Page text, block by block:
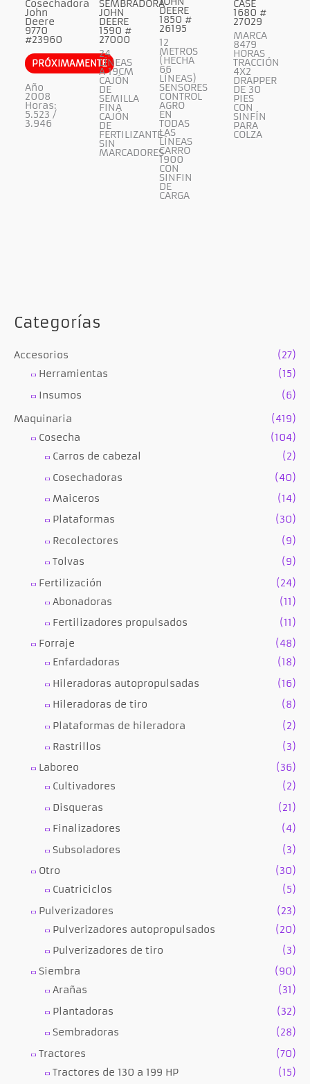
Categorías
Accesorios
(27)
Herramientas
(15)
Insumos
(6)
Maquinaria
(419)
Cosecha
(104)
Carros de cabezal
(2)
Cosechadoras
(40)
Maiceros
(14)
Plataformas
(30)
Recolectores
(9)
Tolvas
(9)
Fertilización
(24)
Abonadoras
(11)
Fertilizadores propulsados
(11)
Forraje
(48)
Enfardadoras
(18)
Hileradoras autopropulsadas
(16)
Hileradoras de tiro
(8)
Plataformas de hileradora
(2)
Rastrillos
(3)
Laboreo
(36)
Cultivadores
(2)
Disqueras
(21)
Finalizadores
(4)
Subsoladores
(3)
Otro
(30)
Cuatriciclos
(5)
Pulverizadores
(23)
Pulverizadores autopropulsados
(20)
Pulverizadores de tiro
(3)
Siembra
(90)
Arañas
(31)
Plantadoras
(32)
Sembradoras
(28)
Tractores
(70)
Tractores de 130 a 199 HP
(15)
Cosechadora
John
Deere
9770
#23960
PRÓXIMAMENTE
Año
2008
Horas:
5.523 /
3.946
SEMBRADORA
JOHN
DEERE
1590 #
27000
24
LÍNEAS
A 19CM
CAJÓN
DE
SEMILLA
FINA
CAJÓN
DE
FERTILIZANTE
SIN
MARCADORES
DEERE
1850 #
26195
12
METROS
(HECHA
66
LÍNEAS)
SENSORES
CONTROL
AGRO
EN
TODAS
LAS
LÍNEAS
CARRO
1900
CON
SINFIN
DE
CARGA
CASE
1680 #
27029
MARCA
8479
HORAS
TRACCIÓN
4X2
DRAPPER
DE 30
PIES
CON
SINFÍN
PARA
COLZA